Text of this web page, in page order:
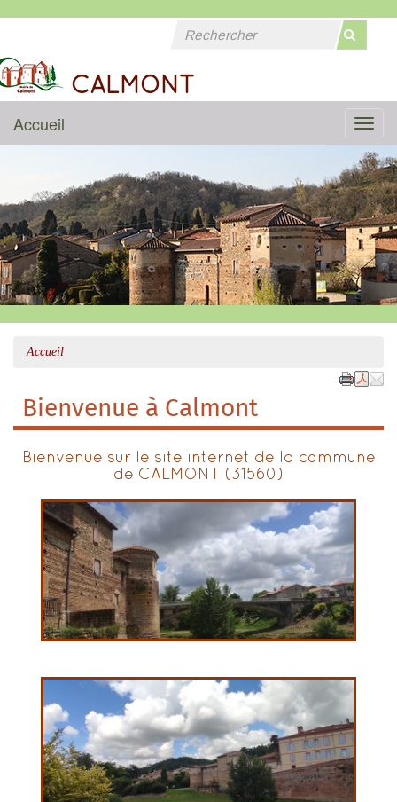
CALMONT
Menu
Accueil
Accueil
Bienvenue à Calmont
Bienvenue sur le site internet de la commune
de CALMONT (31560)